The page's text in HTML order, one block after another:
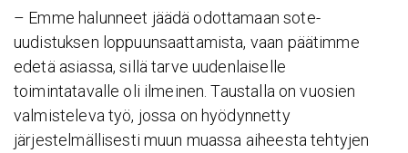
– Emme halunneet jäädä odottamaan sote-
uudistuksen loppuunsaattamista, vaan päätimme
edetä asiassa, sillä tarve uudenlaiselle
toimintatavalle oli ilmeinen. Taustalla on vuosien
valmisteleva työ, jossa on hyödynnetty
järjestelmällisesti muun muassa aiheesta tehtyjen